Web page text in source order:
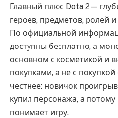
Главный плюс Dota 2 —
героев, предметов, ролей
По официальной
доступны бесплатно, а
основном с косметикой и
покупками, а не с покупкой
честнее: новичок
купил персонажа, а потому
понимает игру.